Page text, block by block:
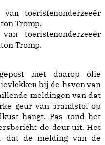
toeristenonderzeeër
Tromp.
met daarop olie
bij de haven van
meldingen van dat
geur van brandstof op
hangt. Pas rond het
de deur uit. Het
dat de melding van de